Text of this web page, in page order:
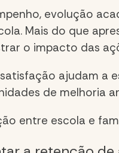
evolução
Mais do que
o impacto das
ajudam
de melhoria
entre escola e